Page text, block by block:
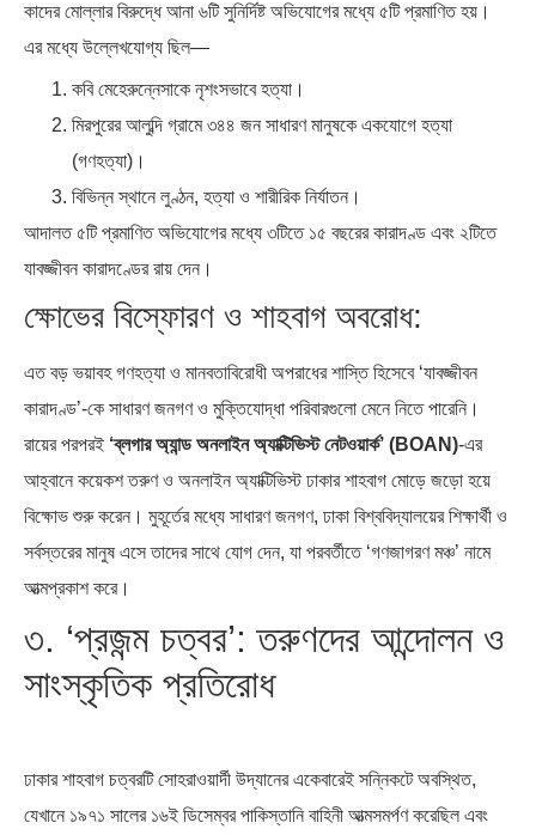
কাদের মোল্লার বিরুদ্ধে আনা ৬টি সুনির্দিষ্ট অভিযোগের মধ্যে ৫টি প্রমাণিত হয়।
এর মধ্যে উল্লেখযোগ্য ছিল—
কবি মেহেরুন্নেসাকে নৃশংসভাবে হত্যা।
মিরপুরের আলুব্দি গ্রামে ৩৪৪ জন সাধারণ মানুষকে একযোগে হত্যা
(গণহত্যা)।
বিভিন্ন স্থানে লুণ্ঠন, হত্যা ও শারীরিক নির্যাতন।
আদালত ৫টি প্রমাণিত অভিযোগের মধ্যে ৩টিতে ১৫ বছরের কারাদণ্ড এবং ২টিতে
যাবজ্জীবন কারাদণ্ডের রায় দেন।
ক্ষোভের বিস্ফোরণ ও শাহবাগ অবরোধ:
এত বড় ভয়াবহ গণহত্যা ও মানবতাবিরোধী অপরাধের শাস্তি হিসেবে ‘যাবজ্জীবন
কারাদণ্ড’-কে সাধারণ জনগণ ও মুক্তিযোদ্ধা পরিবারগুলো মেনে নিতে পারেনি।
রায়ের পরপরই ‘ব্লগার অ্যান্ড অনলাইন অ্যাক্টিভিস্ট নেটওয়ার্ক’ (BOAN)-এর
আহ্বানে কয়েকশ তরুণ ও অনলাইন অ্যাক্টিভিস্ট ঢাকার শাহবাগ মোড়ে জড়ো হয়ে
বিক্ষোভ শুরু করেন। মুহূর্তের মধ্যে সাধারণ জনগণ, ঢাকা বিশ্ববিদ্যালয়ের শিক্ষার্থী ও
সর্বস্তরের মানুষ এসে তাদের সাথে যোগ দেন, যা পরবর্তীতে ‘গণজাগরণ মঞ্চ’ নামে
আত্মপ্রকাশ করে।
৩. ‘প্রজন্ম চত্বর’: তরুণদের আন্দোলন ও
সাংস্কৃতিক প্রতিরোধ
ঢাকার শাহবাগ চত্বরটি সোহরাওয়ার্দী উদ্যানের একেবারেই সন্নিকটে অবস্থিত,
যেখানে ১৯৭১ সালের ১৬ই ডিসেম্বর পাকিস্তানি বাহিনী আত্মসমর্পণ করেছিল এবং